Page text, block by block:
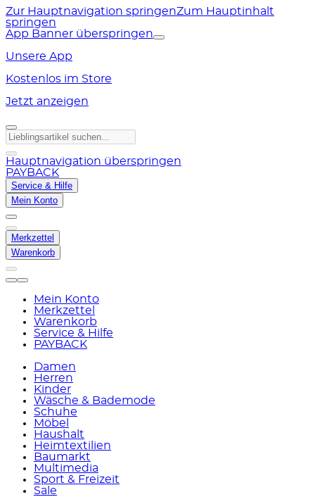
Zur Hauptnavigation springenZum Hauptinhalt
springen
App Banner überspringen
Unsere App
Kostenlos im Store
Jetzt anzeigen
Hauptnavigation überspringen
PAYBACK
Service & Hilfe
Mein Konto
Merkzettel
Warenkorb
Mein Konto
Merkzettel
Warenkorb
Service & Hilfe
PAYBACK
Damen
Herren
Kinder
Wäsche & Bademode
Schuhe
Möbel
Haushalt
Heimtextilien
Baumarkt
Multimedia
Sport & Freizeit
Sale